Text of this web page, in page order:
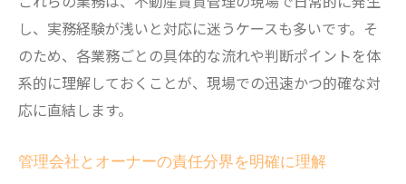
し、実務経験が浅いと対応に迷うケースも多いです。そ
のため、各業務ごとの具体的な流れや判断ポイントを体
系的に理解しておくことが、現場での迅速かつ的確な対
応に直結します。
管理会社とオーナーの責任分界を明確に理解